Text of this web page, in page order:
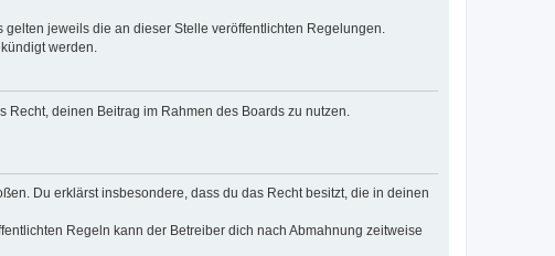
jeweils die an dieser Stelle veröffentlichten Regelungen.
werden.
deinen Beitrag im Rahmen des Boards zu nutzen.
Du erklärst insbesondere, dass du das Recht besitzt, die in deinen
Regeln kann der Betreiber dich nach Abmahnung zeitweise